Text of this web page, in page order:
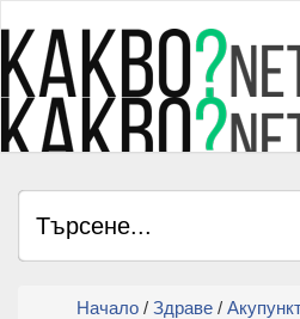
Начало / Здраве /